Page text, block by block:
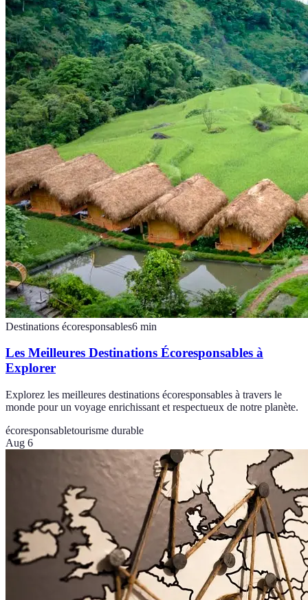
Destinations écoresponsables6 min
Les Meilleures Destinations Écoresponsables à
Explorer
Explorez les meilleures destinations écoresponsables à travers le
monde pour un voyage enrichissant et respectueux de notre planète.
écoresponsabletourisme durable
Aug 6